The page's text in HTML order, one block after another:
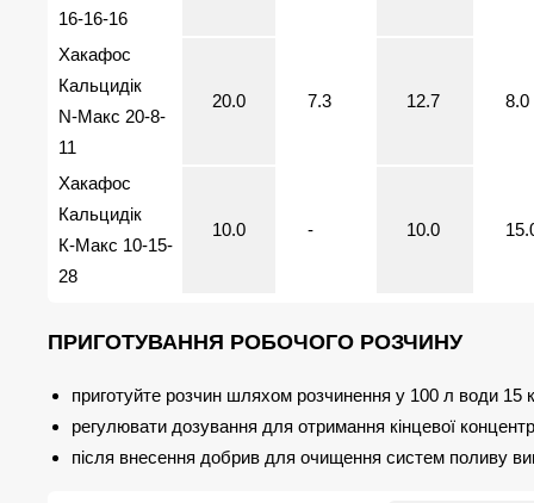
16-16-16
Хакафос
Кальцидік
N-Макс 20-8-
11
20.0 7.3 12.7 8.0
Хакафос
Кальцидік
К-Макс 10-15-
28
10.0 - 10.0
ПРИГОТУВАННЯ РОБОЧОГО РОЗЧИНУ
приготуйте розчин шляхом розчинення у 100 л води
регулювати дозування для отримання кінцевої
після внесення добрив для очищення систем поливу